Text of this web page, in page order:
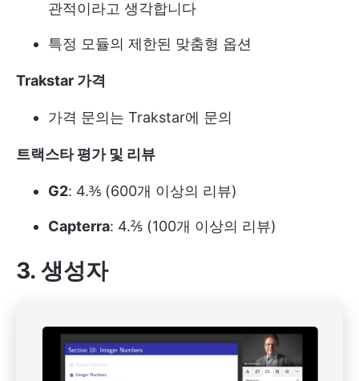
관적이라고 생각합니다
특정 모듈의 제한된 맞춤형 옵션
Trakstar 가격
가격 문의는 Trakstar에 문의
트랙스타 평가 및 리뷰
G2: 4.⅗ (600개 이상의 리뷰)
Capterra: 4.⅖ (100개 이상의 리뷰)
3. 생성자